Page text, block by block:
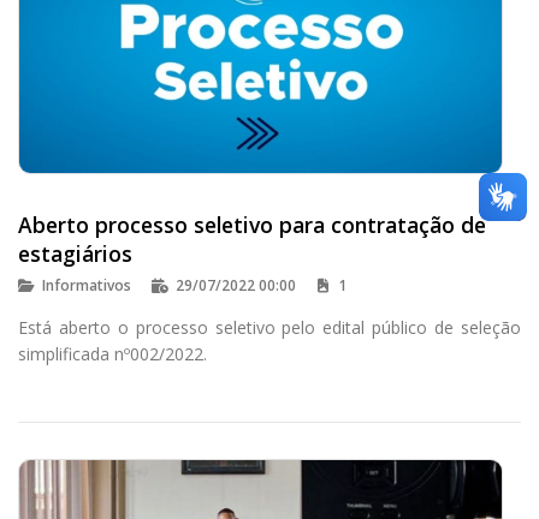
Aberto processo seletivo para contratação de
estagiários
Informativos 29/07/2022 00:00 1
Está aberto o processo seletivo pelo edital público de seleção
simplificada nº002/2022.